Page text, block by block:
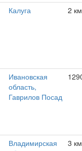
Калуга 2
Ивановская
область,
Гаврилов Посад
Владимирская
3